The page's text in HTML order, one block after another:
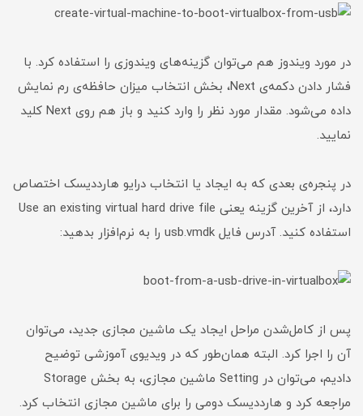
در مورد ویندوز هم می‌توان گزینه‌های ویندوزی را استفاده کرد. با
فشار دادن دکمه‌ی Next، بخش انتخاب میزان حافظه‌ی رم نمایش
داده می‌شود. مقدار مورد نظر را وارد کنید و باز هم روی Next کلید
نمایید.
در پنجره‌ی بعدی که به ایجاد یا انتخاب درایو هارددیسک اختصاص
دارد، از آخرین گزینه یعنی Use an existing virtual hard drive file
استفاده کنید. آدرس فایل usb.vmdk را به نرم‌افزار بدهید:
پس از کامل‌شدن مراحل ایجاد یک ماشین مجازی جدید، می‌توان
آن را اجرا کرد. البته همان‌طور که در ویدیوی آموزشی توضیح
دادیم، می‌توان در Setting ماشین مجازی، به بخش Storage
مراجعه کرد و هارددیسک دومی را برای ماشین مجازی انتخاب کرد.